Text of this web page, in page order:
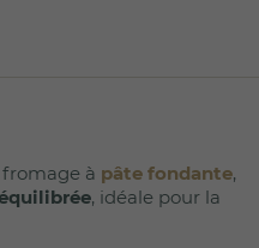
à pâte fondante,
, idéale pour la